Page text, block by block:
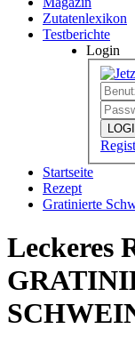
Zutatenlexikon
Testberichte
Login
Startseite
Rezept
Gratinierte
Leckeres